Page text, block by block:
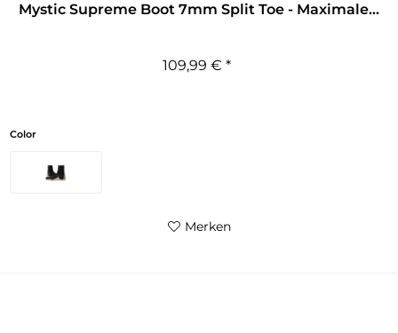
Mystic Supreme Boot 7mm Split Toe - Maximale...
109,99 € *
Color
Merken